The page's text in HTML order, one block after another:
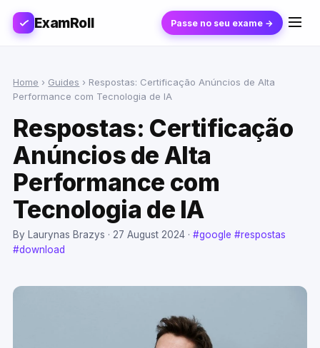
ExamRoll Passe no seu exame →
Home › Guides › Respostas: Certificação Anúncios de Alta
Performance com Tecnologia de IA
Respostas: Certificação
Anúncios de Alta
Performance com
Tecnologia de IA
By Laurynas Brazys ·27 August 2024 ·#google #respostas
#download